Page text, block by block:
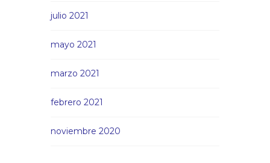
julio 2021
mayo 2021
marzo 2021
febrero 2021
noviembre 2020